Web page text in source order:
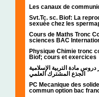
Les canaux de
Svt.Tc. sc. Biof: La
sexuée chez les
Cours de Maths Tronc
sciences BAC
Physique Chimie tronc
Biof; cours et exercices
دروس مادة التربية الإسلامية
الجذع المشترك العلمي
PC Mecanique des
commun option bac